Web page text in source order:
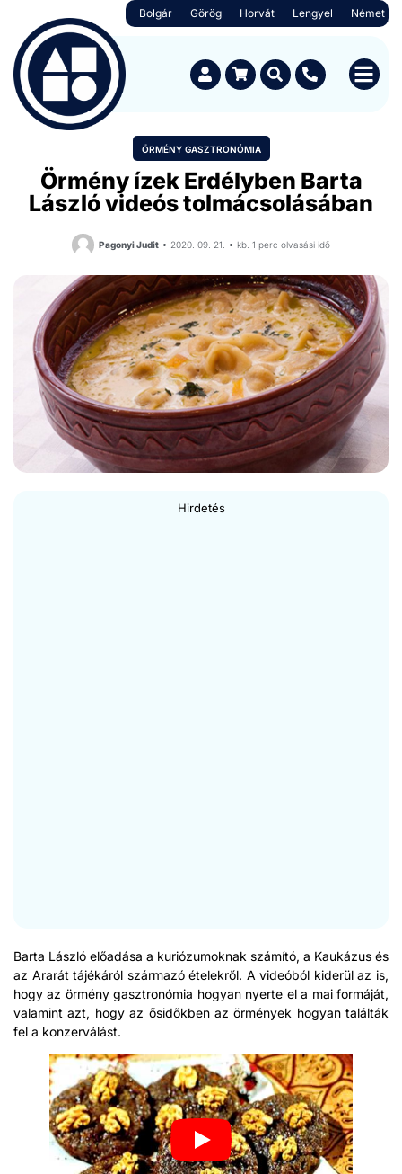
Bolgár Görög Horvát Lengyel Német
ÖRMÉNY GASZTRONÓMIA
Örmény ízek Erdélyben Barta
László videós tolmácsolásában
Pagonyi Judit 2020. 09. 21. kb. 1 perc olvasási idő
Hirdetés
Bar­ta Lás­zló előadása a kuriózumok­nak számító, a Kaukázus és
az Ararát tájékáról szár­mazó ételekről. A videóból kiderül az is,
hogy az örmény gasztronómia hogyan nyerte el a mai for­máját,
valamint azt, hogy az ősidők­ben az örmények hogyan találták
fel a konz­erválást.